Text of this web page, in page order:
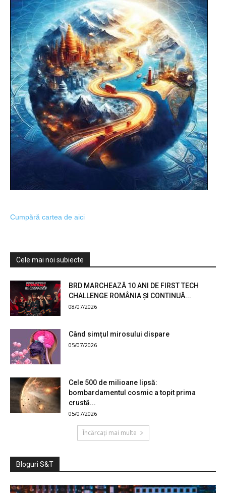
Cumpără cartea de aici
Cele mai noi subiecte
BRD MARCHEAZĂ 10 ANI DE FIRST TECH
CHALLENGE ROMÂNIA ȘI CONTINUĂ...
08/07/2026
Când simțul mirosului dispare
05/07/2026
Cele 500 de milioane lipsă:
bombardamentul cosmic a topit prima
crustă...
05/07/2026
Încărcați mai multe
Bloguri S&T